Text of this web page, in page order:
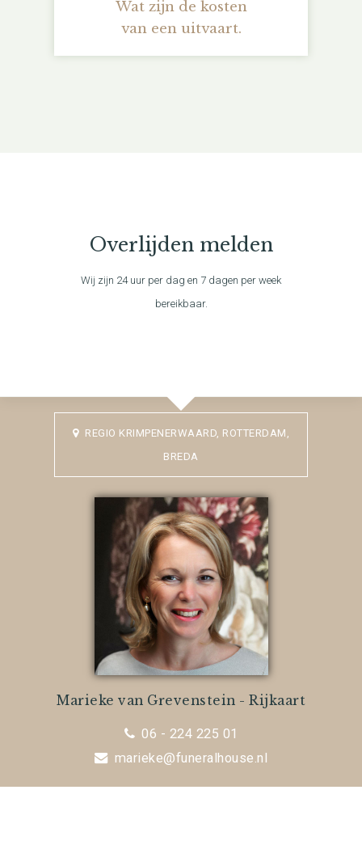
Wat zijn de kosten
van een uitvaart.
Overlijden melden
Wij zijn 24 uur per dag en 7 dagen per week
bereikbaar.
REGIO KRIMPENERWAARD, ROTTERDAM,
BREDA
Marieke van Grevenstein - Rijkaart
06 - 224 225 01
marieke@funeralhouse.nl